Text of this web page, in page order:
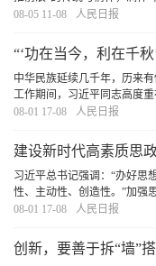
许。广大青年在中国式现代
08-05 11-08 人民日报
“‘功在当今，利在千
中华民族延续几千年，历来
工作期间，习近平同志高度
今后一个时期，要重点研究
08-01 17-08 人民日报
建设新时代高素质思
习近平总书记强调：“办好思
性、主动性、创造性。”加强
程，必须坚持在强化政治建
08-01 17-08 人民日报
创新，要善于拆“墙”